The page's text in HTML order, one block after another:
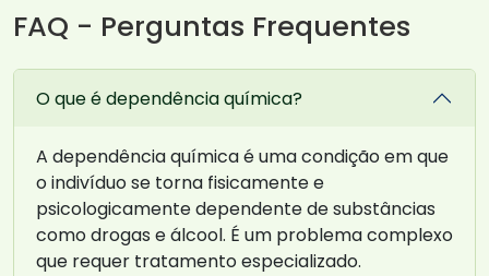
FAQ - Perguntas Frequentes
O que é dependência química?
A dependência química é uma condição em que
o indivíduo se torna fisicamente e
psicologicamente dependente de substâncias
como drogas e álcool. É um problema complexo
que requer tratamento especializado.